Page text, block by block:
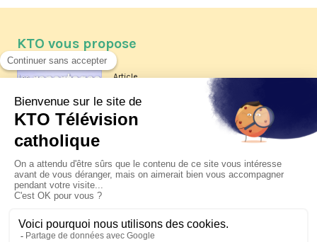
KTO vous propose
Article
Les reportages d'été 2026 de KTO
La visite pastorale du pape Léon
XIV à Assise à suivre sur KTO le
jeudi 6 août
Le pape en Uruguay, Argentine et
Pérou du 6 au 17 novembre 2026